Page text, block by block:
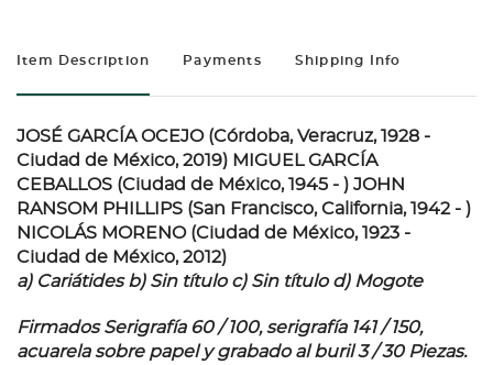
Item Description Payments Shipping Info
JOSÉ GARCÍA OCEJO (Córdoba, Veracruz, 1928 -
Ciudad de México, 2019) MIGUEL GARCÍA
CEBALLOS (Ciudad de México, 1945 - ) JOHN
RANSOM PHILLIPS (San Francisco, California, 1942 - )
NICOLÁS MORENO (Ciudad de México, 1923 -
Ciudad de México, 2012)
a) Cariátides b) Sin título c) Sin título d) Mogote
Firmados Serigrafía 60 / 100, serigrafía 141 / 150,
acuarela sobre papel y grabado al buril 3 / 30 Piezas.